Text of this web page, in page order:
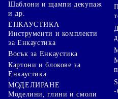
Шаблони и щампи декупаж
и др.
ЕНКАУСТИКА
Инструменти и комплекти
за Енкаустика
Восък за Енкаустика
Картони и блокове за
Енкаустика
МОДЕЛИРАНЕ
Моделини, глини и смоли
-